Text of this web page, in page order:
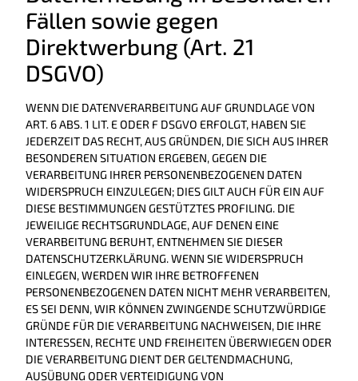
Fällen sowie gegen
Direktwerbung (Art. 21
DSGVO)
WENN DIE DATENVERARBEITUNG AUF GRUNDLAGE VON
ART. 6 ABS. 1 LIT. E ODER F DSGVO ERFOLGT, HABEN SIE
JEDERZEIT DAS RECHT, AUS GRÜNDEN, DIE SICH AUS IHRER
BESONDEREN SITUATION ERGEBEN, GEGEN DIE
VERARBEITUNG IHRER PERSONENBEZOGENEN DATEN
WIDERSPRUCH EINZULEGEN; DIES GILT AUCH FÜR EIN AUF
DIESE BESTIMMUNGEN GESTÜTZTES PROFILING. DIE
JEWEILIGE RECHTSGRUNDLAGE, AUF DENEN EINE
VERARBEITUNG BERUHT, ENTNEHMEN SIE DIESER
DATENSCHUTZERKLÄRUNG. WENN SIE WIDERSPRUCH
EINLEGEN, WERDEN WIR IHRE BETROFFENEN
PERSONENBEZOGENEN DATEN NICHT MEHR VERARBEITEN,
ES SEI DENN, WIR KÖNNEN ZWINGENDE SCHUTZWÜRDIGE
GRÜNDE FÜR DIE VERARBEITUNG NACHWEISEN, DIE IHRE
INTERESSEN, RECHTE UND FREIHEITEN ÜBERWIEGEN ODER
DIE VERARBEITUNG DIENT DER GELTENDMACHUNG,
AUSÜBUNG ODER VERTEIDIGUNG VON